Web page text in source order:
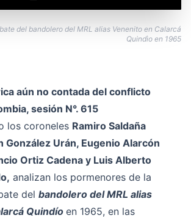
del bandolero del MRL alias Venenito en Calarcá
Quindìo en 1965
aún no contada del conflicto
sesión N°. 615
los coroneles Ramiro Saldaña
González Urán, Eugenio Alarcón
Ortiz Cadena y Luis Alberto
analizan los pormenores de la
del bandolero del MRL alias
Quindío en 1965, en las